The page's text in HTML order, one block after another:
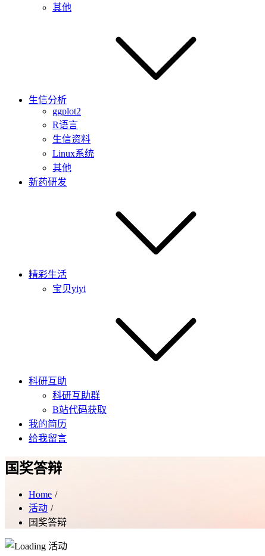
其他
生信分析
ggplot2
R语言
生信资料
Linux系统
其他
新药研发
精彩生活
宝贝yiyi
科研互助
科研互助群
B站代码获取
我的简历
给我留言
国奖答辩
Home
活动
国奖答辩